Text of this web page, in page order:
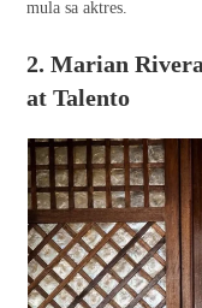
mula sa aktres.
2. Marian
at Talento